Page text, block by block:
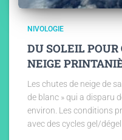
NIVOLOGIE
DU SOLEIL
NEIGE
Les chutes de neige de
de blanc » qui a disparu
environ. Les conditions
avec des cycles gel/